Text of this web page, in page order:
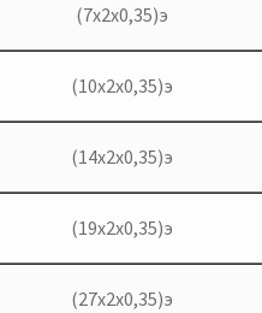
(7х2х0,35)э
(10х2х0,35)э
(14х2х0,35)э
(19х2х0,35)э
(27х2х0,35)э